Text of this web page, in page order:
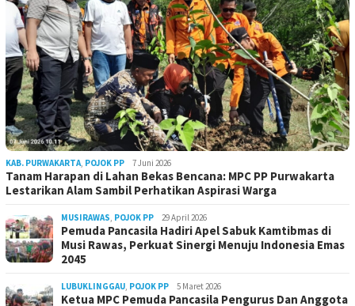
KAB. PURWAKARTA, POJOK PP 7 Juni 2026
Tanam Harapan di Lahan Bekas Bencana: MPC PP Purwakarta
Lestarikan Alam Sambil Perhatikan Aspirasi Warga
MUSIRAWAS, POJOK PP 29 April 2026
Pemuda Pancasila Hadiri Apel Sabuk Kamtibmas di
Musi Rawas, Perkuat Sinergi Menuju Indonesia Emas
2045
LUBUKLINGGAU, POJOK PP 5 Maret 2026
Ketua MPC Pemuda Pancasila Pengurus Dan Anggota